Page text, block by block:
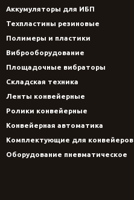
Аккумуляторы для ИБП
Техпластины резиновые
Полимеры и пластики
Виброоборудование
Площадочные вибраторы
Складская техника
Ленты конвейерные
Ролики конвейерные
Конвейерная автоматика
Комплектующие для конвейеров
Оборудование пневматическое